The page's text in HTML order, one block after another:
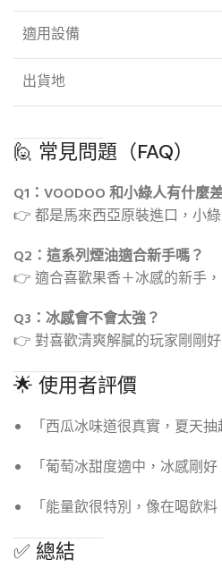
適用設備
出貨地
🙋 常見問題（FAQ）
Q1：VOODOO 和小綠人有什麼
👉 都是馬來西亞原裝進口，小
Q2：這系列煙油適合新手嗎？
👉 適合喜歡果香＋冰感的新手
Q3：冰感會不會太強？
👉 對喜歡清爽解膩的玩家剛剛
🌟 使用者評價
「西瓜冰味道很真實，夏天抽
「葡萄冰甜度適中，冰感剛好
「能量飲很特別，像在喝飲料
✅ 總結